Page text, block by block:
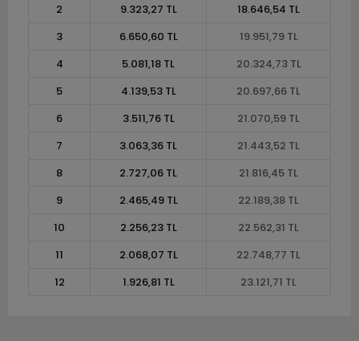
2
9.323,27 TL
18.646,54 TL
3
6.650,60 TL
19.951,79 TL
4
5.081,18 TL
20.324,73 TL
5
4.139,53 TL
20.697,66 TL
6
3.511,76 TL
21.070,59 TL
7
3.063,36 TL
21.443,52 TL
8
2.727,06 TL
21.816,45 TL
9
2.465,49 TL
22.189,38 TL
10
2.256,23 TL
22.562,31 TL
11
2.068,07 TL
22.748,77 TL
12
1.926,81 TL 23.121,71 TL